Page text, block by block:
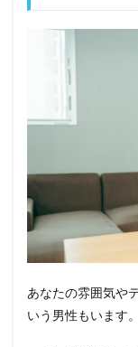
あなたの雰囲気や
いう男性もいます。